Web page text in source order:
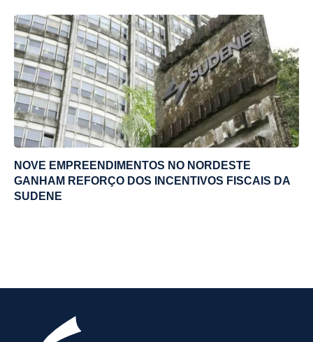
NOVE EMPREENDIMENTOS NO NORDESTE
GANHAM REFORÇO DOS INCENTIVOS FISCAIS DA
SUDENE